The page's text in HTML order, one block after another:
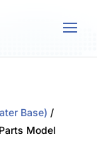
Base) /
Model